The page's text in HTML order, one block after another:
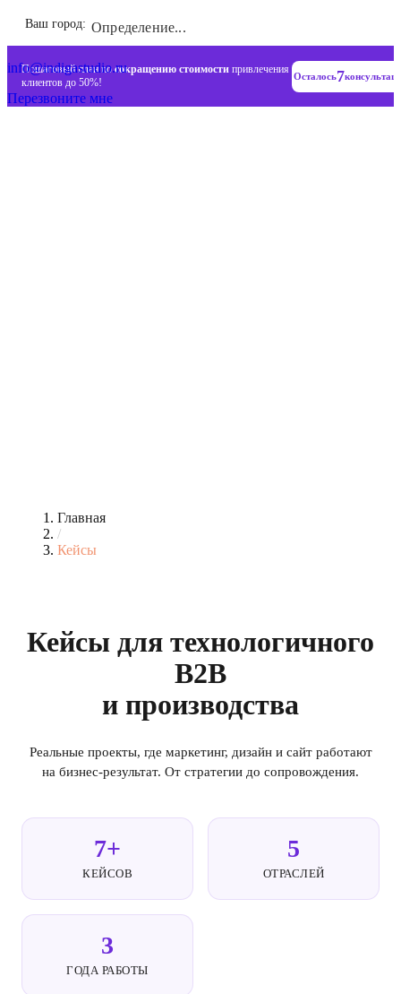
Ваш город: Определение...
Пошаговый план посокращению стоимости привлечения
клиентов до 50%!
Осталось7
+7 (993) 477-18-57
info@indigastudio.ru
Перезвоните мне
Главная
/
Кейсы
Кейсы для технологичного
B2B
и производства
Реальные проекты, где маркетинг, дизайн и сайт работают
на бизнес-результат. От стратегии до сопровождения.
7+
КЕЙСОВ
5
ОТРАСЛЕЙ
3
ГОДА РАБОТЫ